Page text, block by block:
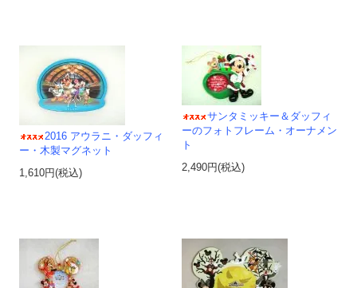
2016 アウラニ・ダッフィ
ー・木製マグネット
1,610円(税込)
サンタミッキー＆ダッフィ
ーのフォトフレーム・オーナメン
ト
2,490円(税込)